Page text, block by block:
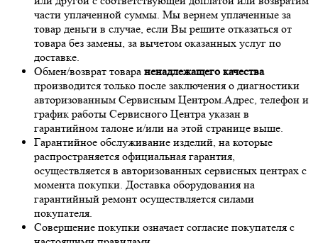
части уплаченной суммы. Мы вернем уплаченные за
товар деньги в случае, если Вы решите отказаться от
товара без замены, за вычетом оказанных услуг по
доставке.
Обмен/возврат товара ненадлежащего качества
производится только после заключения о диагностики
авторизованным Сервисным Центром.Адрес, телефон и
график работы Сервисного Центра указан в
гарантийном талоне и/или на этой странице выше.
Гарантийное обслуживание изделий, на которые
распространяется официальная гарантия,
осуществляется в авторизованных сервисных центрах с
момента покупки. Доставка оборудования на
гарантийный ремонт осуществляется силами
покупателя.
Совершение покупки означает согласие покупателя с